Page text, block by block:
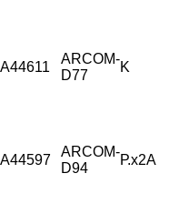
A44611
ARCOM-
D77
K
A44597
ARCOM-
D94
Р.х2А